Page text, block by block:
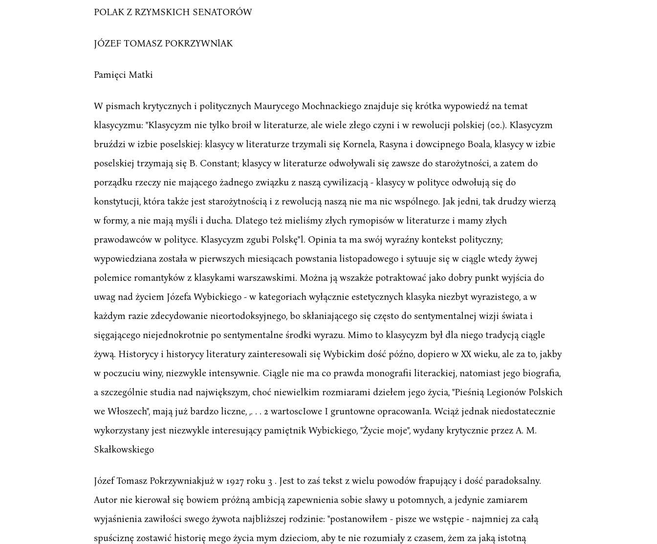
POLAK Z RZYMSKICH SENATORÓW
JÓZEF TOMASZ POKRZYWNlAK
Pamięci Matki
W pismach krytycznych i politycznych Maurycego Mochnackiego znajduje się krótka wypowiedź na temat
klasycyzmu: "Klasycyzm nie tylko broił w literaturze, ale wiele złego czyni i w rewolucji polskiej (00.). Klasycyzm
bruździ w izbie poselskiej: klasycy w literaturze trzymali się Kornela, Rasyna i dowcipnego Boala, klasycy w izbie
poselskiej trzymają się B. Constant; klasycy w literaturze odwoływali się zawsze do starożytności, a zatem do
porządku rzeczy nie mającego żadnego związku z naszą cywilizacją - klasycy w polityce odwołują się do
konstytucji, która także jest starożytnością i z rewolucją naszą nie ma nic wspólnego. Jak jedni, tak drudzy wierzą
w formy, a nie mają myśli i ducha. Dlatego też mieliśmy złych rymopisów w literaturze i mamy złych
prawodawców w polityce. Klasycyzm zgubi Polskę"l. Opinia ta ma swój wyraźny kontekst polityczny;
wypowiedziana została w pierwszych miesiącach powstania listopadowego i sytuuje się w ciągle wtedy żywej
polemice romantyków z klasykami warszawskimi. Można ją wszakże potraktować jako dobry punkt wyjścia do
uwag nad życiem Józefa Wybickiego - w kategoriach wyłącznie estetycznych klasyka niezbyt wyrazistego, a w
każdym razie zdecydowanie nieortodoksyjnego, bo skłaniającego się często do sentymentalnej wizji świata i
sięgającego niejednokrotnie po sentymentalne środki wyrazu. Mimo to klasycyzm był dla niego tradycją ciągle
żywą. Historycy i historycy literatury zainteresowali się Wybickim dość późno, dopiero w XX wieku, ale za to, jakby
w poczuciu winy, niezwykle intensywnie. Ciągle nie ma co prawda monografii literackiej, natomiast jego biografia,
a szczególnie studia nad największym, choć niewielkim rozmiarami dziełem jego życia, "Pieśnią Legionów Polskich
we Włoszech", mają już bardzo liczne, ,. . . 2 wartoscIowe I gruntowne opracowanIa. Wciąż jednak niedostatecznie
wykorzystany jest niezwykle interesujący pamiętnik Wybickiego, "Życie moje", wydany krytycznie przez A. M.
Skałkowskiego
Józef Tomasz Pokrzywniakjuż w 1927 roku 3 . Jest to zaś tekst z wielu powodów frapujący i dość paradoksalny.
Autor nie kierował się bowiem próżną ambicją zapewnienia sobie sławy u potomnych, a jedynie zamiarem
wyjaśnienia zawiłości swego żywota najbliższej rodzinie: "postanowiłem - pisze we wstępie - najmniej za całą
spuściznę zostawić historię mego życia mym dzieciom, aby te nie rozumiały z czasem, żem za jaką istotną